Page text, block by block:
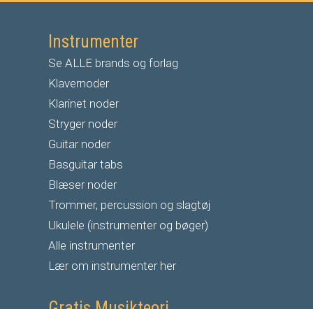
Instrumenter
Se ALLE brands og forlag
Klavernoder
Klarinet noder
Stryger noder
Guitar noder
Basguitar tabs
Blæser noder
Trommer, percussion og slagtøj
Ukulele (instrumenter og bøger)
Alle instrumenter
Lær om instrumenter her